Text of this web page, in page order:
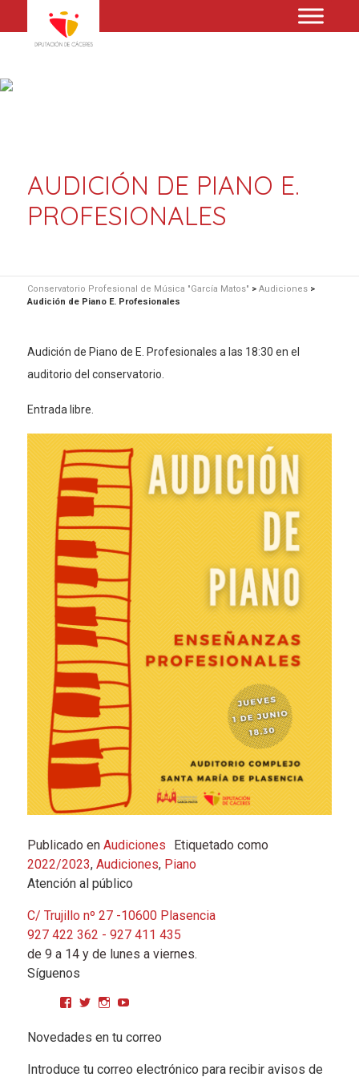
AUDICIÓN DE PIANO E.
PROFESIONALES
Conservatorio Profesional de Música "García Matos" > Audiciones>
Audición de Piano E. Profesionales
Audición de Piano de E. Profesionales a las 18:30 en el
auditorio del conservatorio.
Entrada libre.
Publicado en Audiciones
Etiquetado como
2022/2023, Audiciones, Piano
Atención al público
C/ Trujillo nº 27 -10600 Plasencia
927 422 362 - 927 411 435
de 9 a 14 y de lunes a viernes.
Síguenos
Ver perfil de CPMGarciaMatos en Facebook
Ver perfil de cpmgarciamatos en Twitter
Ver perfil de cpmgarciamatos en Instagram
YouTube
Novedades en tu correo
Introduce tu correo electrónico para recibir avisos de